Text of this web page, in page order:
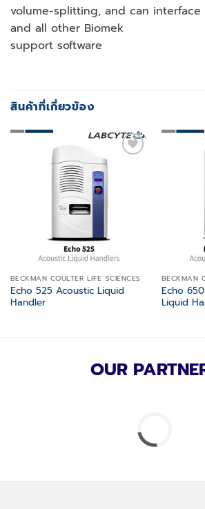
volume-splitting, and can
and all other Biomek
support software
สินค้าที่เกี่ยวข้อง
BECKMAN COULTER LIFE SCIENCES
Echo 525 Acoustic Liquid
Handler
BECKMAN
Echo
Liquid
OUR